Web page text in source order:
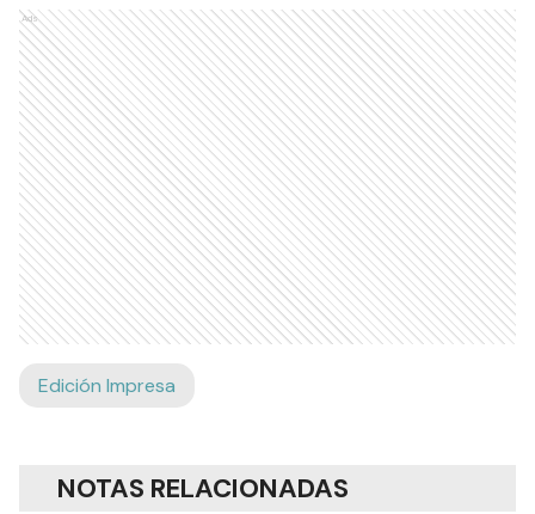
Ads
Edición Impresa
NOTAS RELACIONADAS